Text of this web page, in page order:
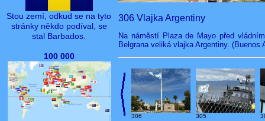
Stou zemí, odkud se na tyto
stránky někdo podíval, se
stal Barbados.
100 000
306 Vlajka Argentiny
Na náměstí Plaza de Mayo před
Belgrana veliká vlajka Argentiny. (Buenos
306 305